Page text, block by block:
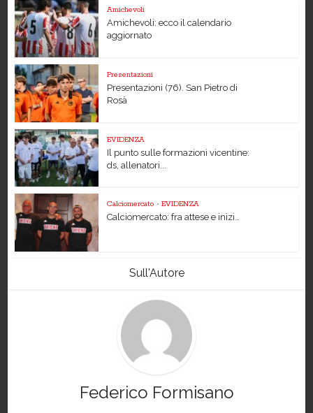
Amichevoli
Amichevoli: ecco il calendario
aggiornato
Presentazioni
Presentazioni (76). San Pietro di
Rosà
EVIDENZA
Il punto sulle formazioni vicentine:
ds, allenatori...
Calciomercato • EVIDENZA
Calciomercato: fra attese e inizi…
Sull'Autore
Federico Formisano